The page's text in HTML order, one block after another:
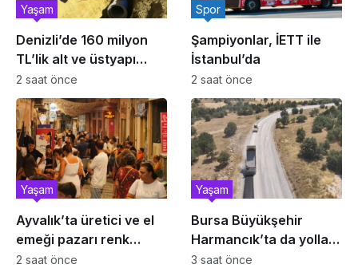
Denizli’de 160 milyon
TL’lik alt ve üstyapı
yatırımı
Yaşam
2 saat önce
Şampiyonlar, İETT ile
İstanbul’da
Spor
2 saat önce
Ayvalık’ta üretici ve el
emeği pazarı renk
katıyor
Yaşam
2 saat önce
Bursa Büyükşehir
Harmancık’ta da yolları
yeniliyor
Yaşam
3 saat önce